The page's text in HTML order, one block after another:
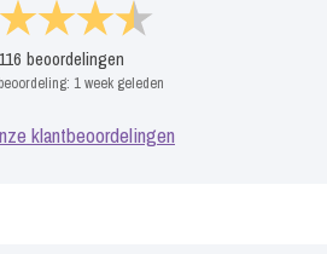
beoordelingen
1 week geleden
klantbeoordelingen